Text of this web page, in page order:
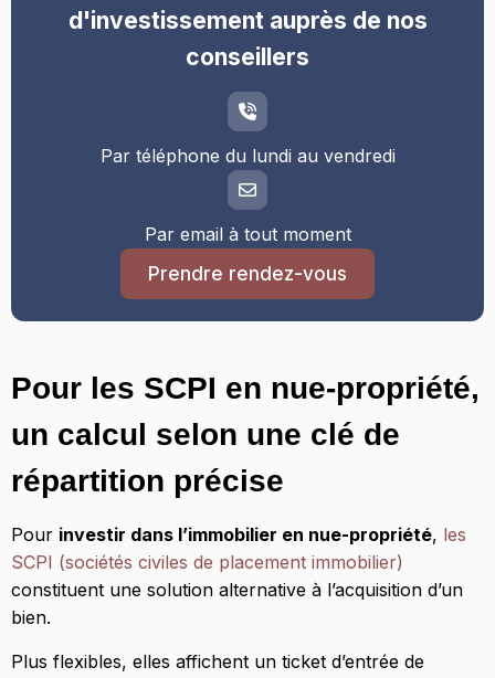
d'investissement auprès de nos
conseillers
Par téléphone du lundi au vendredi
Par email à tout moment
Prendre rendez-vous
Pour les SCPI en nue-propriété,
un calcul selon une clé de
répartition précise
Pour investir dans l’immobilier en nue-propriété, les
SCPI (sociétés civiles de placement immobilier)
constituent une solution alternative à l’acquisition d’un
bien.
Plus flexibles, elles affichent un ticket d’entrée de